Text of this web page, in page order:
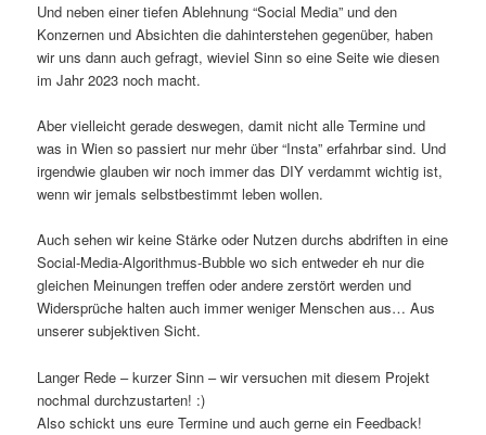
Und neben einer tiefen Ablehnung “Social Media” und den
Konzernen und Absichten die dahinterstehen gegenüber, haben
wir uns dann auch gefragt, wieviel Sinn so eine Seite wie diesen
im Jahr 2023 noch macht.
Aber vielleicht gerade deswegen, damit nicht alle Termine und
was in Wien so passiert nur mehr über “Insta” erfahrbar sind. Und
irgendwie glauben wir noch immer das DIY verdammt wichtig ist,
wenn wir jemals selbstbestimmt leben wollen.
Auch sehen wir keine Stärke oder Nutzen durchs abdriften in eine
Social-Media-Algorithmus-Bubble wo sich entweder eh nur die
gleichen Meinungen treffen oder andere zerstört werden und
Widersprüche halten auch immer weniger Menschen aus… Aus
unserer subjektiven Sicht.
Langer Rede – kurzer Sinn – wir versuchen mit diesem Projekt
nochmal durchzustarten! :)
Also schickt uns eure Termine und auch gerne ein Feedback!